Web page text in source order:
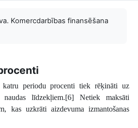
Komercdarbības finansēšana
periodu procenti tiek rēķināti uz
naudas līdzekļiem.[6] Netiek maksāti
kas uzkrāti aizdevuma izmantošanas